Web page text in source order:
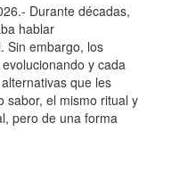
Durante décadas,
hablar
Sin embargo, los
y cada
que les
sabor, el mismo ritual y
pero de una forma